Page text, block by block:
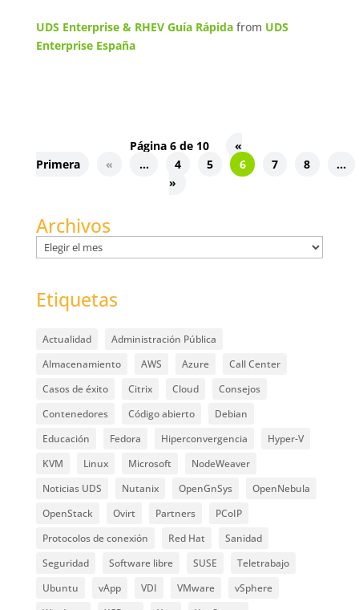
UDS Enterprise & RHEV Guía Rápida from UDS
Enterprise España
Página 6 de 10
«
Primera
« ... 4 5 6 7 8
...
»
Archivos
Archivos
Etiquetas
Actualidad
Administración Pública
Almacenamiento
AWS Azure
Call Center
Casos de éxito
Citrix Cloud
Consejos
Contenedores
Código abierto
Debian
Educación
Fedora Hiperconvergencia
Hyper-V
KVM
Linux Microsoft
NodeWeaver
Noticias UDS
Nutanix OpenGnSys
OpenNebula
OpenStack
Ovirt Partners
PCoIP
Protocolos de conexión
Red Hat
Sanidad
Seguridad
Software libre SUSE
Teletrabajo
Ubuntu
vApp VDI VMware
vSphere